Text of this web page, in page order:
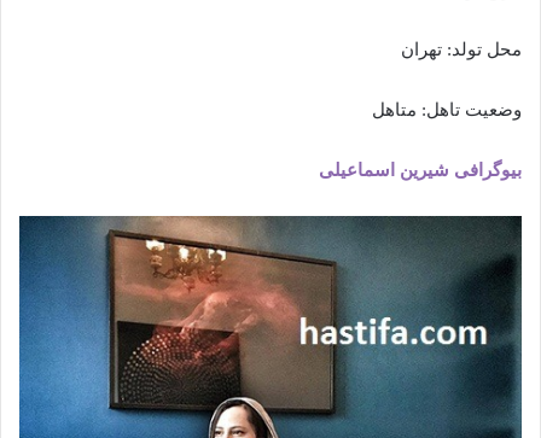
محل تولد: تهران
وضعیت تاهل: متاهل
بیوگرافی شیرین اسماعیلی